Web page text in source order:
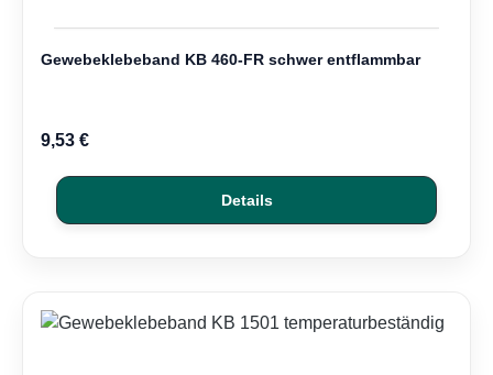
Gewebeklebeband KB 460-FR schwer entflammbar
9,53 €
Details